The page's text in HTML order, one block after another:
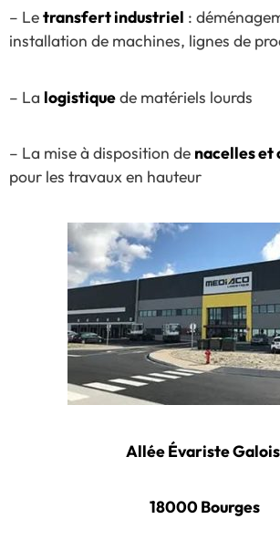
– Letransfert industriel :
installation de machines, lignes de
– La logistiquede matériels lourds
– La mise à disposition de nacelles et
pour les travaux en hauteur
Allée Évariste Galois
18000 Bourges